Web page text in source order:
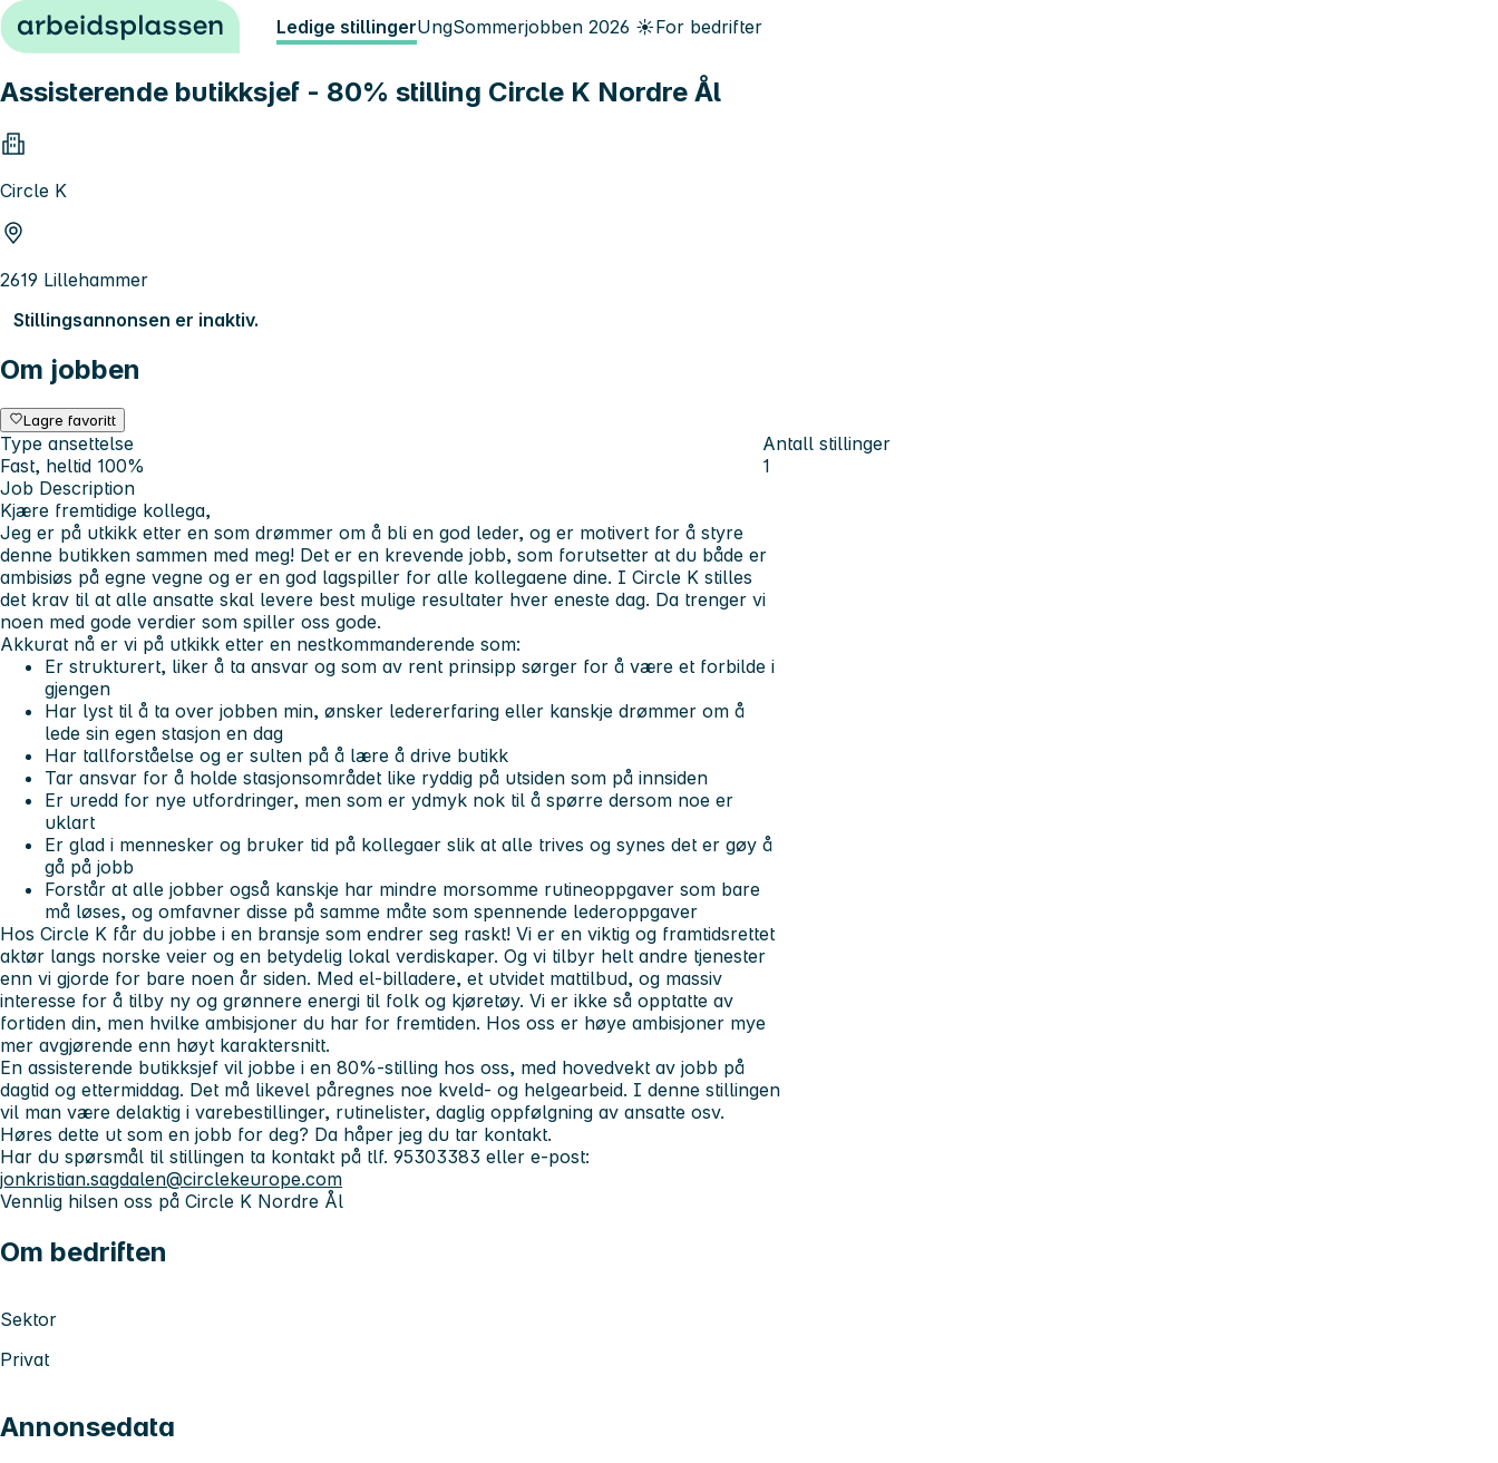
Hopp til innhold Ledige stillingerUngSommerjobben 2026 ☀️For bedrifter
Assisterende butikksjef - 80% stilling Circle K Nordre Ål
Circle K
2619 Lillehammer
Stillingsannonsen er inaktiv.
Om jobben
Lagre favoritt
Type ansettelse
Fast, heltid 100%
Antall stillinger
1
Job Description
Kjære fremtidige kollega,
Jeg er på utkikk etter en som drømmer om å bli en god leder, og er motivert for å styre
denne butikken sammen med meg! Det er en krevende jobb, som forutsetter at du både er
ambisiøs på egne vegne og er en god lagspiller for alle kollegaene dine. I Circle K stilles
det krav til at alle ansatte skal levere best mulige resultater hver eneste dag. Da trenger vi
noen med gode verdier som spiller oss gode.
Akkurat nå er vi på utkikk etter en nestkommanderende som:
Er strukturert, liker å ta ansvar og som av rent prinsipp sørger for å være et forbilde i
gjengen
Har lyst til å ta over jobben min, ønsker ledererfaring eller kanskje drømmer om å
lede sin egen stasjon en dag
Har tallforståelse og er sulten på å lære å drive butikk
Tar ansvar for å holde stasjonsområdet like ryddig på utsiden som på innsiden
Er uredd for nye utfordringer, men som er ydmyk nok til å spørre dersom noe er
uklart
Er glad i mennesker og bruker tid på kollegaer slik at alle trives og synes det er gøy å
gå på jobb
Forstår at alle jobber også kanskje har mindre morsomme rutineoppgaver som bare
må løses, og omfavner disse på samme måte som spennende lederoppgaver
Hos Circle K får du jobbe i en bransje som endrer seg raskt! Vi er en viktig og framtidsrettet
aktør langs norske veier og en betydelig lokal verdiskaper. Og vi tilbyr helt andre tjenester
enn vi gjorde for bare noen år siden. Med el-billadere, et utvidet mattilbud, og massiv
interesse for å tilby ny og grønnere energi til folk og kjøretøy. Vi er ikke så opptatte av
fortiden din, men hvilke ambisjoner du har for fremtiden. Hos oss er høye ambisjoner mye
mer avgjørende enn høyt karaktersnitt.
En assisterende butikksjef vil jobbe i en 80%-stilling hos oss, med hovedvekt av jobb på
dagtid og ettermiddag. Det må likevel påregnes noe kveld- og helgearbeid. I denne stillingen
vil man være delaktig i varebestillinger, rutinelister, daglig oppfølgning av ansatte osv.
Høres dette ut som en jobb for deg? Da håper jeg du tar kontakt.
Har du spørsmål til stillingen ta kontakt på tlf. 95303383 eller e-post:
jonkristian.sagdalen@circlekeurope.com
Vennlig hilsen oss på Circle K Nordre Ål
Om bedriften
Sektor
Privat
Annonsedata